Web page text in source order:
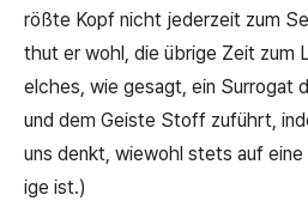
rößte Kopf nicht jederzeit zum
thut er wohl, die übrige Zeit zum
elches, wie gesagt, ein Surrogat
und dem Geiste Stoff zuführt,
uns denkt, wiewohl stets auf
ige ist.)